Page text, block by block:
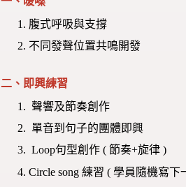
腹式呼吸與支撐
不同發聲位置共鳴開發
二、即興練習
聲響及節奏創作
單音到句子的團體即興
Loop句型創作 ( 節奏+旋律 )
Circle song 練習 ( 學員隨機寫